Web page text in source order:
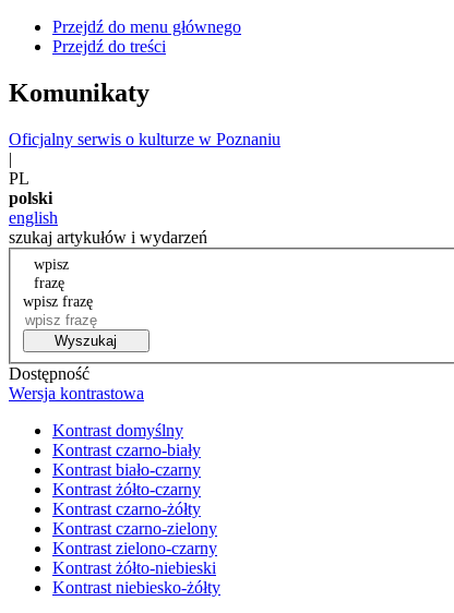
Przejdź do menu głównego
Przejdź do treści
Komunikaty
Oficjalny serwis o kulturze w Poznaniu
|
PL
polski
english
szukaj artykułów i wydarzeń
wpisz
frazę
wpisz frazę
Wyszukaj
Dostępność
Wersja kontrastowa
Kontrast domyślny
Kontrast czarno-biały
Kontrast biało-czarny
Kontrast żółto-czarny
Kontrast czarno-żółty
Kontrast czarno-zielony
Kontrast zielono-czarny
Kontrast żółto-niebieski
Kontrast niebiesko-żółty